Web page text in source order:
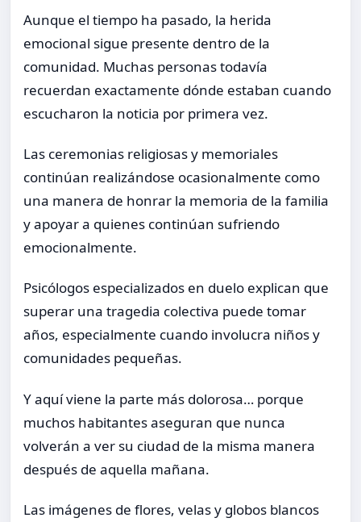
Aunque el tiempo ha pasado, la herida
emocional sigue presente dentro de la
comunidad. Muchas personas todavía
recuerdan exactamente dónde estaban cuando
escucharon la noticia por primera vez.
Las ceremonias religiosas y memoriales
continúan realizándose ocasionalmente como
una manera de honrar la memoria de la familia
y apoyar a quienes continúan sufriendo
emocionalmente.
Psicólogos especializados en duelo explican que
superar una tragedia colectiva puede tomar
años, especialmente cuando involucra niños y
comunidades pequeñas.
Y aquí viene la parte más dolorosa… porque
muchos habitantes aseguran que nunca
volverán a ver su ciudad de la misma manera
después de aquella mañana.
Las imágenes de flores, velas y globos blancos